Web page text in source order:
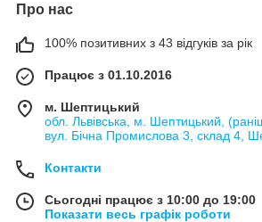
Про нас
100% позитивних з 43 відгуків за рік
Працює з 01.10.2016
м. Шептицький
обл. Львівська, м. Шептицький,
вул. Бічна Промислова 3, склад 4,
Контакти
Сьогодні працює з 10:00 до 19:00
Показати весь графік роботи